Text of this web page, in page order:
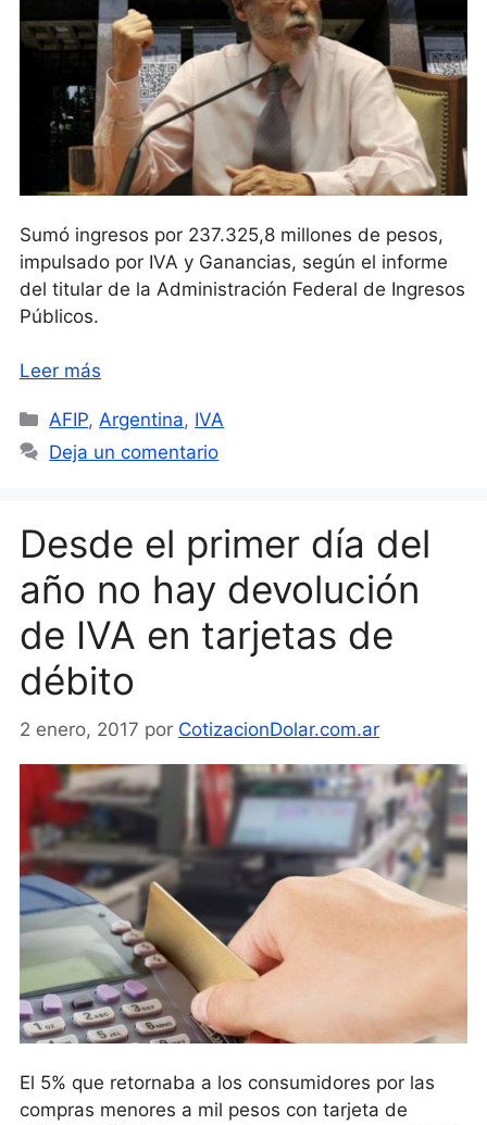
Sumó ingresos por 237.325,8 millones de pesos,
impulsado por IVA y Ganancias, según el informe
del titular de la Administración Federal de Ingresos
Públicos.
Leer más
Categorías
AFIP,Argentina, IVA
Deja un comentario
Desde el primer día del
año no hay devolución
de IVA en tarjetas de
débito
2 enero, 2017 por CotizacionDolar.com.ar
El 5% que retornaba a los consumidores por las
compras menores a mil pesos con tarjeta de